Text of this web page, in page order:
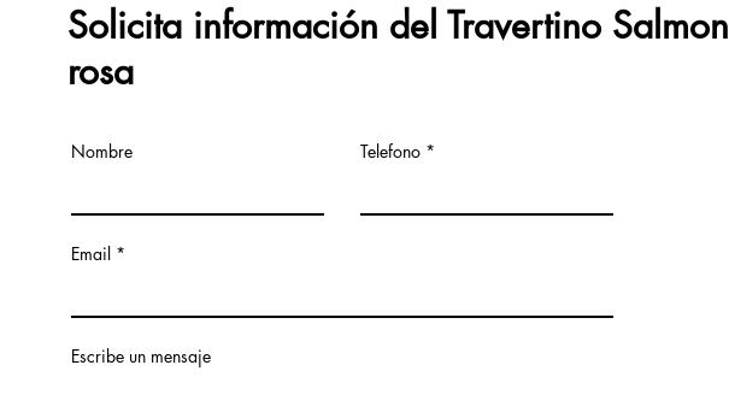
Solicita información del Travertino Salmon
rosa
Nombre Telefono
Email
Escribe un mensaje